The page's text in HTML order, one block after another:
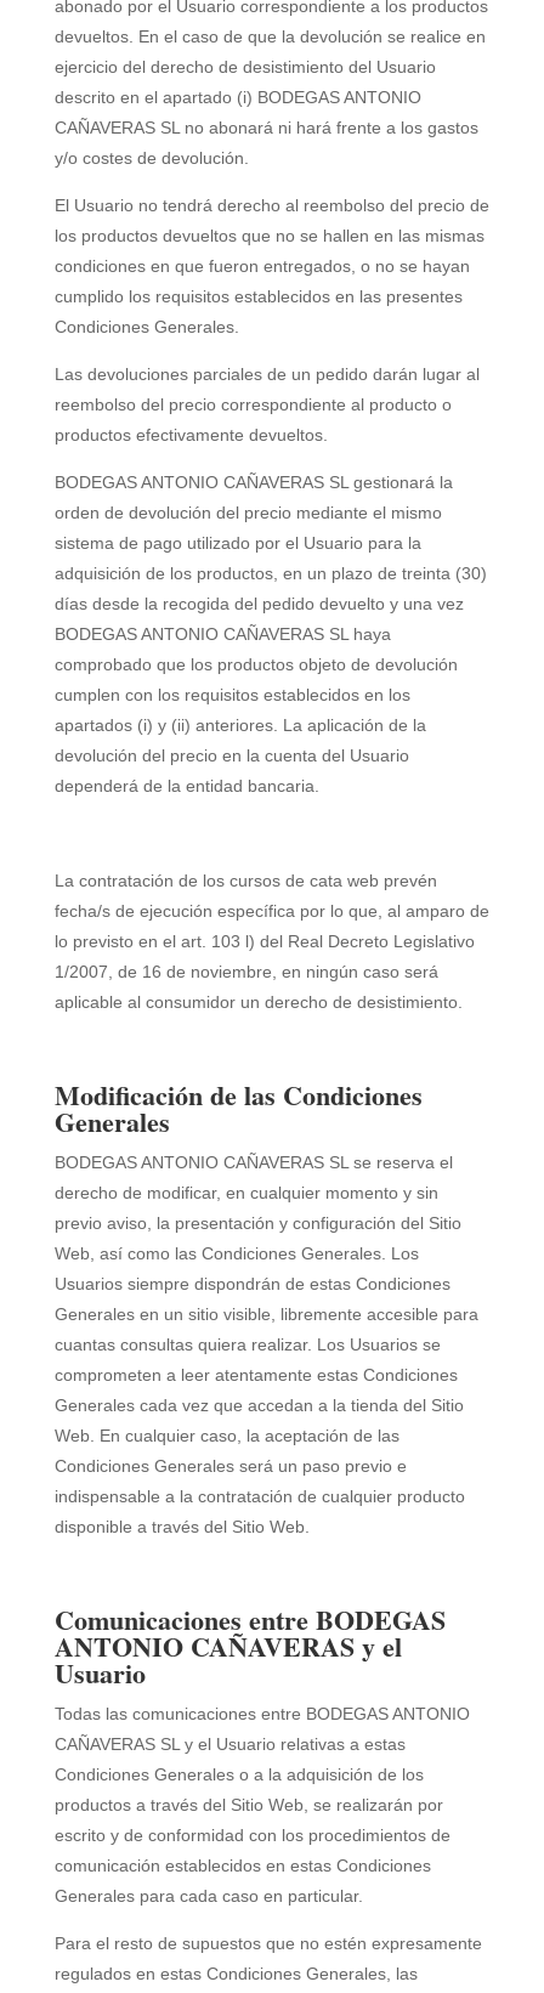
abonado por el Usuario correspondiente a los productos
devueltos. En el caso de que la devolución se realice en
ejercicio del derecho de desistimiento del Usuario
descrito en el apartado (i) BODEGAS ANTONIO
CAÑAVERAS SL no abonará ni hará frente a los gastos
y/o costes de devolución.
El Usuario no tendrá derecho al reembolso del precio de
los productos devueltos que no se hallen en las mismas
condiciones en que fueron entregados, o no se hayan
cumplido los requisitos establecidos en las presentes
Condiciones Generales.
Las devoluciones parciales de un pedido darán lugar al
reembolso del precio correspondiente al producto o
productos efectivamente devueltos.
BODEGAS ANTONIO CAÑAVERAS SL gestionará la
orden de devolución del precio mediante el mismo
sistema de pago utilizado por el Usuario para la
adquisición de los productos, en un plazo de treinta (30)
días desde la recogida del pedido devuelto y una vez
BODEGAS ANTONIO CAÑAVERAS SL haya
comprobado que los productos objeto de devolución
cumplen con los requisitos establecidos en los
apartados (i) y (ii) anteriores. La aplicación de la
devolución del precio en la cuenta del Usuario
dependerá de la entidad bancaria.
La contratación de los cursos de cata web prevén
fecha/s de ejecución específica por lo que, al amparo de
lo previsto en el art. 103 l) del Real Decreto Legislativo
1/2007, de 16 de noviembre, en ningún caso será
aplicable al consumidor un derecho de desistimiento.
Modificación de las Condiciones
Generales
BODEGAS ANTONIO CAÑAVERAS SL se reserva el
derecho de modificar, en cualquier momento y sin
previo aviso, la presentación y configuración del Sitio
Web, así como las Condiciones Generales. Los
Usuarios siempre dispondrán de estas Condiciones
Generales en un sitio visible, libremente accesible para
cuantas consultas quiera realizar. Los Usuarios se
comprometen a leer atentamente estas Condiciones
Generales cada vez que accedan a la tienda del Sitio
Web. En cualquier caso, la aceptación de las
Condiciones Generales será un paso previo e
indispensable a la contratación de cualquier producto
disponible a través del Sitio Web.
Comunicaciones entre BODEGAS
ANTONIO CAÑAVERAS y el
Usuario
Todas las comunicaciones entre BODEGAS ANTONIO
CAÑAVERAS SL y el Usuario relativas a estas
Condiciones Generales o a la adquisición de los
productos a través del Sitio Web, se realizarán por
escrito y de conformidad con los procedimientos de
comunicación establecidos en estas Condiciones
Generales para cada caso en particular.
Para el resto de supuestos que no estén expresamente
regulados en estas Condiciones Generales, las